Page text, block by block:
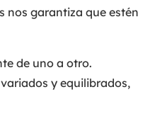
nos garantiza que estén
de uno a otro.
y equilibrados,